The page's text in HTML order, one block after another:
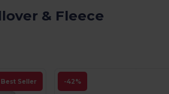
& Fleece
Best Seller -42%